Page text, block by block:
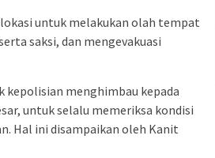
untuk melakukan olah tempat
saksi, dan mengevakuasi
kepolisian menghimbau kepada
untuk selalu memeriksa kondisi
Hal ini disampaikan oleh Kanit